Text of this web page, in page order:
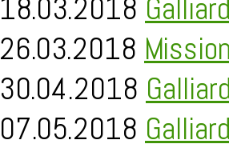
18.03.2018
26.03.2018
30.04.2018
07.05.2018